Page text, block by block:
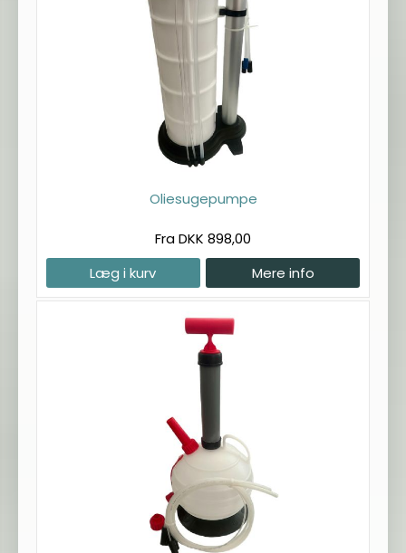
Oliesugepumpe
Fra DKK 898,00
Læg i kurv
Mere info